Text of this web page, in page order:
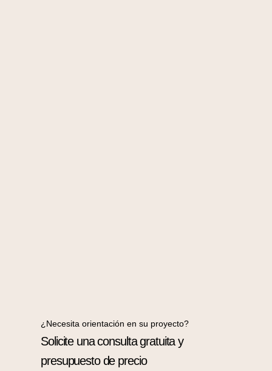
¿Necesita orientación en su proyecto?
Solicite una consulta gratuita y
presupuesto de precio